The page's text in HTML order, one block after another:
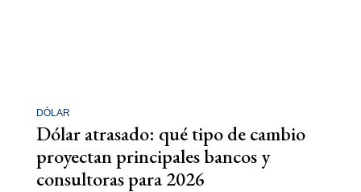
DÓLAR
Dólar atrasado: qué tipo de cambio
proyectan principales bancos y
consultoras para 2026